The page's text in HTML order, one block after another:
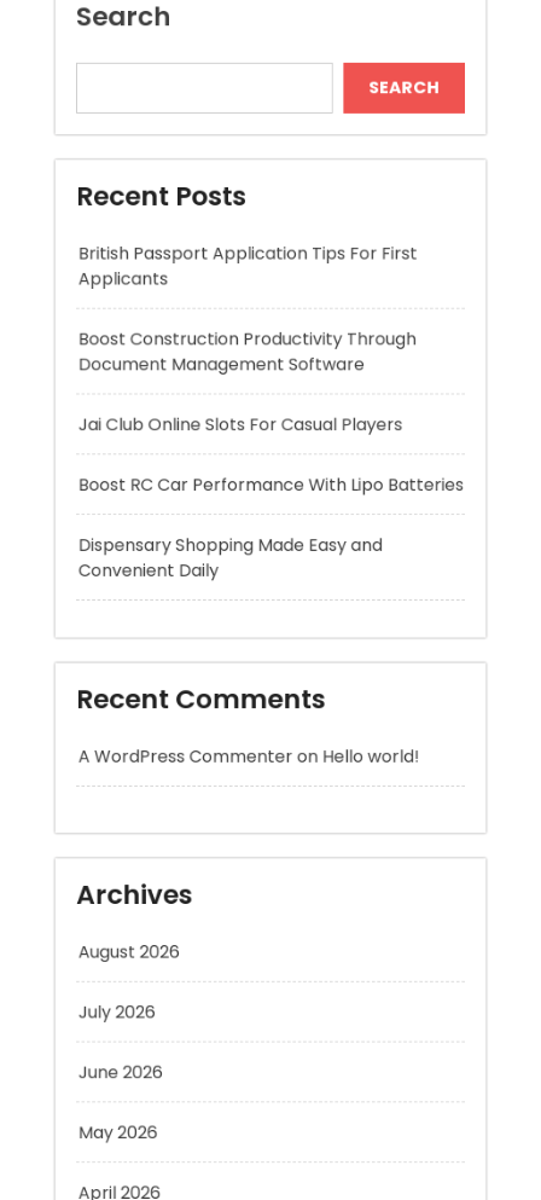
Recent Posts
British Passport Application Tips For First
Applicants
Boost Construction Productivity Through
Document Management Software
Jai Club Online Slots For Casual Players
Boost RC Car Performance With Lipo Batteries
Dispensary Shopping Made Easy and
Convenient Daily
Recent Comments
A WordPress CommenteronHello world!
August 2026
July 2026
June 2026
May 2026
April 2026